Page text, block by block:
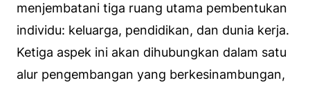
menjembatani tiga ruang utama pembentukan
individu: keluarga, pendidikan, dan dunia kerja.
Ketiga aspek ini akan dihubungkan dalam satu
alur pengembangan yang berkesinambungan,